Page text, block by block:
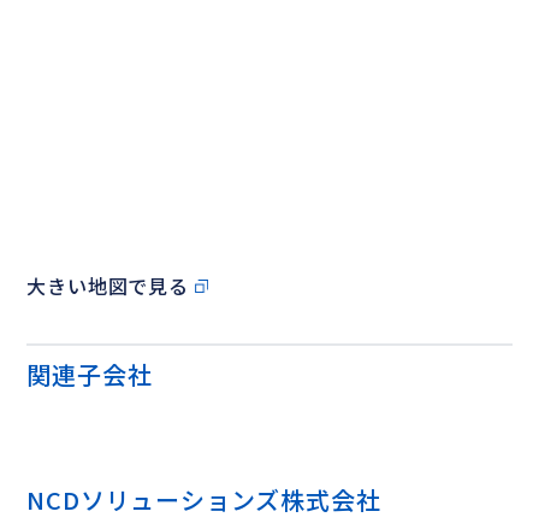
大きい地図で見る
関連子会社
NCDソリューションズ株式会社